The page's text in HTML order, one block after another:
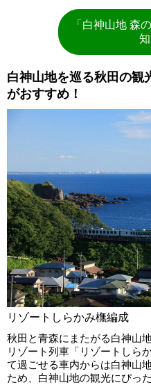
「白神山地 森
白神山地を巡る秋田の観
がおすすめ！
リゾートしらかみ橅編成
秋田と青森にまたがる白神山
リゾート列車「リゾートしら
て過ごせる車内からは白神山
ため、白神山地の観光にぴっ